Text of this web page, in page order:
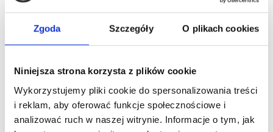
Zgoda Szczegóły O plikach cookies
Niniejsza strona korzysta z plików cookie
Wykorzystujemy pliki cookie do spersonalizowania treści
i reklam, aby oferować funkcje społecznościowe i
analizować ruch w naszej witrynie. Informacje o tym, jak
Dlaczego warto?
Oryginalny produkt z autoryzowanej
dystrybucji